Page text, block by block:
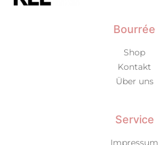
Bourrée
Shop
Kontakt
Über uns
Service
Impressum